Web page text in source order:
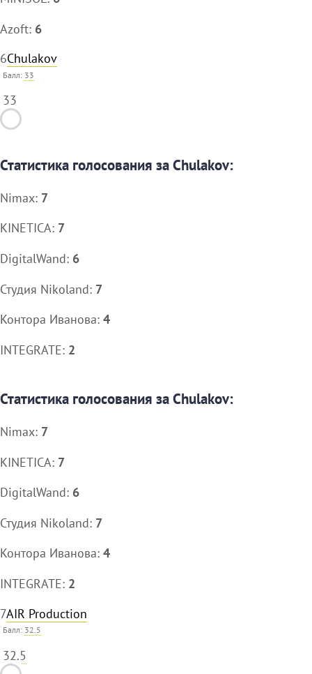
Azoft: 6
6Chulakov
Балл: 33
33
Статистика голосования за Chulakov:
Nimax: 7
KINETICA: 7
DigitalWand: 6
Студия Nikoland: 7
Контора Иванова: 4
INTEGRATE: 2
Статистика голосования за Chulakov:
Nimax: 7
KINETICA: 7
DigitalWand: 6
Студия Nikoland: 7
Контора Иванова: 4
INTEGRATE: 2
7AIR Production
Балл: 32.5
32.5